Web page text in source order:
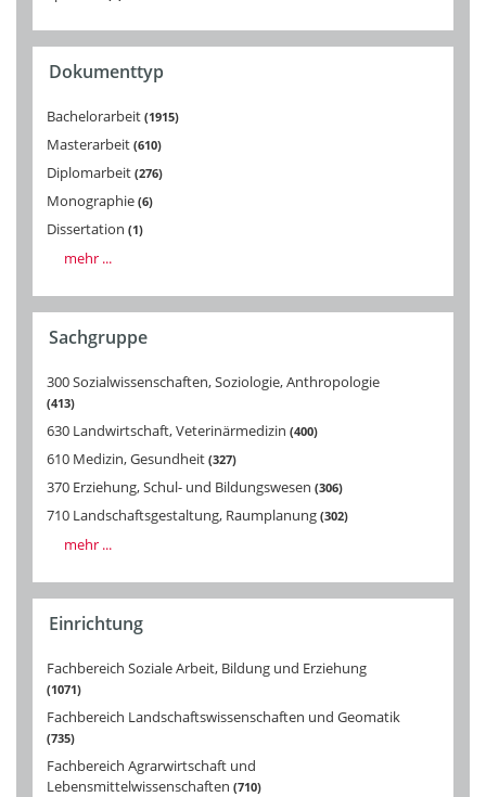
Dokumenttyp
Bachelorarbeit 1915
Masterarbeit 610
Diplomarbeit 276
Monographie 6
Dissertation 1
mehr ...
Sachgruppe
300 Sozialwissenschaften, Soziologie, Anthropologie
413
630 Landwirtschaft, Veterinärmedizin 400
610 Medizin, Gesundheit 327
370 Erziehung, Schul- und Bildungswesen 306
710 Landschaftsgestaltung, Raumplanung 302
mehr ...
Einrichtung
Fachbereich Soziale Arbeit, Bildung und Erziehung
1071
Fachbereich Landschaftswissenschaften und Geomatik
735
Fachbereich Agrarwirtschaft und
Lebensmittelwissenschaften 710